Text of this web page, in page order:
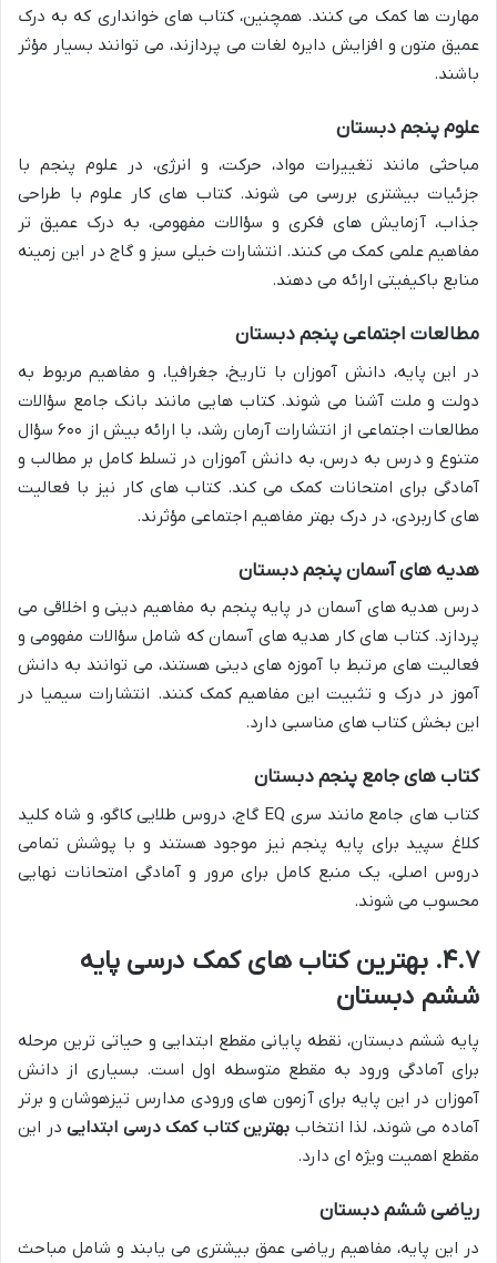
مهارت ها کمک می کنند. همچنین، کتاب های خوانداری که به درک
عمیق متون و افزایش دایره لغات می پردازند، می توانند بسیار مؤثر
باشند.
علوم پنجم دبستان
مباحثی مانند تغییرات مواد، حرکت، و انرژی، در علوم پنجم با
جزئیات بیشتری بررسی می شوند. کتاب های کار علوم با طراحی
جذاب، آزمایش های فکری و سؤالات مفهومی، به درک عمیق تر
مفاهیم علمی کمک می کنند. انتشارات خیلی سبز و گاج در این زمینه
منابع باکیفیتی ارائه می دهند.
مطالعات اجتماعی پنجم دبستان
در این پایه، دانش آموزان با تاریخ، جغرافیا، و مفاهیم مربوط به
دولت و ملت آشنا می شوند. کتاب هایی مانند بانک جامع سؤالات
مطالعات اجتماعی از انتشارات آرمان رشد، با ارائه بیش از ۶۰۰ سؤال
متنوع و درس به درس، به دانش آموزان در تسلط کامل بر مطالب و
آمادگی برای امتحانات کمک می کند. کتاب های کار نیز با فعالیت
های کاربردی، در درک بهتر مفاهیم اجتماعی مؤثرند.
هدیه های آسمان پنجم دبستان
درس هدیه های آسمان در پایه پنجم به مفاهیم دینی و اخلاقی می
پردازد. کتاب های کار هدیه های آسمان که شامل سؤالات مفهومی و
فعالیت های مرتبط با آموزه های دینی هستند، می توانند به دانش
آموز در درک و تثبیت این مفاهیم کمک کنند. انتشارات سیمیا در
این بخش کتاب های مناسبی دارد.
کتاب های جامع پنجم دبستان
کتاب های جامع مانند سری EQ گاج، دروس طلایی کاگو، و شاه کلید
کلاغ سپید برای پایه پنجم نیز موجود هستند و با پوشش تمامی
دروس اصلی، یک منبع کامل برای مرور و آمادگی امتحانات نهایی
محسوب می شوند.
۴.۷. بهترین کتاب های کمک درسی پایه
ششم دبستان
پایه ششم دبستان، نقطه پایانی مقطع ابتدایی و حیاتی ترین مرحله
برای آمادگی ورود به مقطع متوسطه اول است. بسیاری از دانش
آموزان در این پایه برای آزمون های ورودی مدارس تیزهوشان و برتر
آماده می شوند، لذا انتخاب بهترین کتاب کمک درسی ابتداییدر این
مقطع اهمیت ویژه ای دارد.
ریاضی ششم دبستان
در این پایه، مفاهیم ریاضی عمق بیشتری می یابند و شامل مباحث